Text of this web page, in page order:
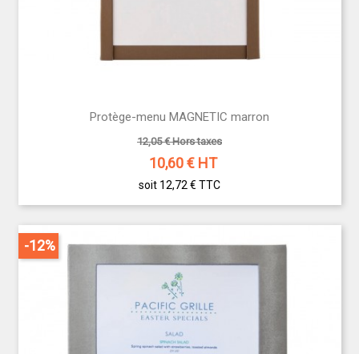
Protège-menu MAGNETIC marron
12,05 € Hors taxes
10,60€ HT
soit 12,72 € TTC
-12%